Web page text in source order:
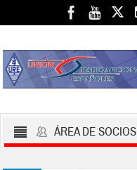
ÁREA DE SOCIOS